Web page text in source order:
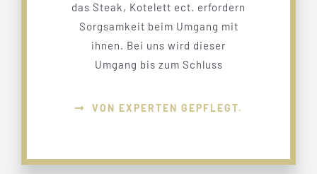
das Steak, Kotelett ect. erfordern
Sorgsamkeit beim Umgang mit
ihnen. Bei uns wird dieser
Umgang bis zum Schluss
VON EXPERTEN GEPFLEGT.